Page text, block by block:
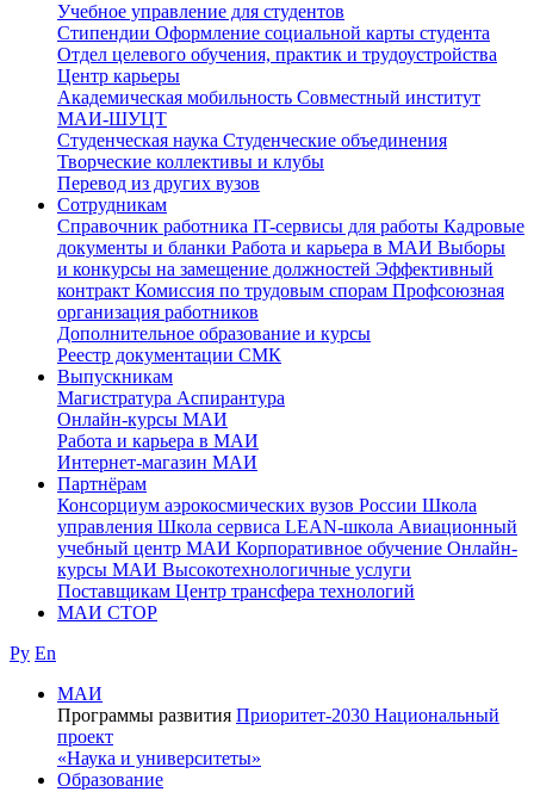
Учебное управление для студентов
Стипендии Оформление социальной карты студента
Отдел целевого обучения, практик и трудоустройства
Центр карьеры
Академическая мобильность Совместный институт
МАИ-ШУЦТ
Студенческая наука Студенческие объединения
Творческие коллективы и клубы
Перевод из других вузов
Сотрудникам
Cправочник работника IT-сервисы для работы Кадровые
документы и бланки Работа и карьера в МАИ Выборы
и конкурсы на замещение должностей Эффективный
контракт Комиссия по трудовым спорам Профсоюзная
организация работников
Дополнительное образование и курсы
Реестр документации СМК
Выпускникам
Магистратура Аспирантура
Онлайн-курсы МАИ
Работа и карьера в МАИ
Интернет-магазин МАИ
Партнёрам
Консорциум аэрокосмических вузов России Школа
управления Школа сервиса LEAN-школа Авиационный
учебный центр МАИ Корпоративное обучение Онлайн-
курсы МАИ Высокотехнологичные услуги
Поставщикам Центр трансфера технологий
МАИ СТОР
Ру En
МАИ
Программы развития Приоритет-2030 Национальный
проект
«Наука и университеты»
Образование